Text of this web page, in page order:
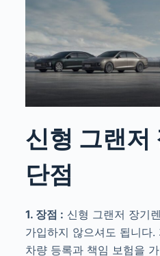
신형 그랜저
단점
1. 장점 : 신형 그랜저 장기
가입하지 않으셔도 됩니다
차량 등록과 책임 보험을